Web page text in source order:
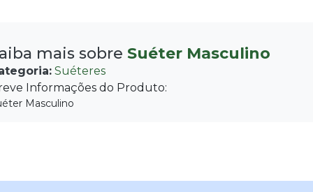
mais sobre Suéter Masculino
Suéteres
Informações do Produto:
Masculino